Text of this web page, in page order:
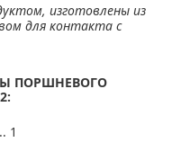
изготовлены из
для контакта с
ПОРШНЕВОГО
1